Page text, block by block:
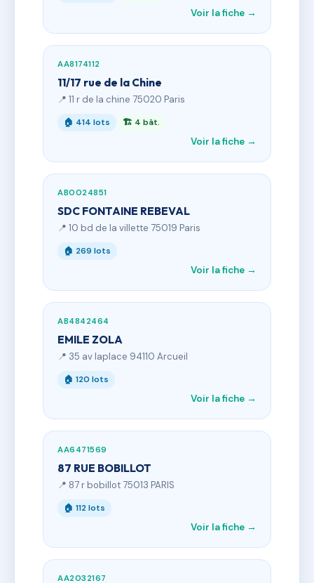
Voir la fiche →
AA8174112
11/17 rue de la Chine
📍 11 r de la chine 75020 Paris
🏠 414 lots 🏗 4 bât.
Voir la fiche →
AB0024851
SDC FONTAINE REBEVAL
📍 10 bd de la villette 75019 Paris
🏠 269 lots
Voir la fiche →
AB4842464
EMILE ZOLA
📍 35 av laplace 94110 Arcueil
🏠 120 lots
Voir la fiche →
AA6471569
87 RUE BOBILLOT
📍 87 r bobillot 75013 PARIS
🏠 112 lots
Voir la fiche →
AA2032167